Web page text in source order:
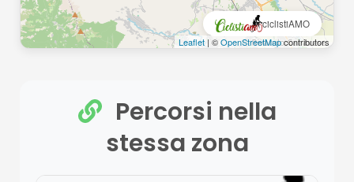
ciclistiAMO
Leaflet| ©OpenStreetMapcontributors
Percorsi nella
stessa zona